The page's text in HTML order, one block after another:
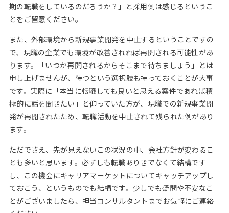
期の転職をしているのだろうか？」と採用側は感じるというこ
とをご留意ください。
また、外部環境から新規事業開発を中止するということですの
で、現職の企業でも環境が改善されれば再開される可能性があ
ります。「いつか再開されるからそこまで待ちましょう」とは
申し上げませんが、待つという選択肢も持っておくことが大事
です。実際に「本当に転職しても良いと思える案件であれば積
極的に話を聞きたい」と仰っていた方が、現職での新規事業開
発が再開されたため、転職活動を中止されて残られた例があり
ます。
ただでさえ、先が見えないこの状況の中、会社方針が変わるこ
とも多いと思います。必ずしも転職ありきでなくて結構です
し、この機会にキャリアマーケットについてキャッチアップし
ておこう、というものでも結構です。少しでも疑問や不安なこ
とがございましたら、担当コンサルタントまでお気軽にご連絡